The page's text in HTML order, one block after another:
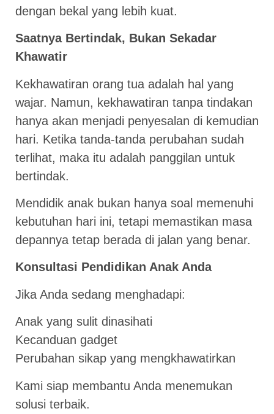
dengan bekal yang lebih kuat.
Saatnya Bertindak, Bukan Sekadar
Khawatir
Kekhawatiran orang tua adalah hal yang
wajar. Namun, kekhawatiran tanpa tindakan
hanya akan menjadi penyesalan di kemudian
hari. Ketika tanda-tanda perubahan sudah
terlihat, maka itu adalah panggilan untuk
bertindak.
Mendidik anak bukan hanya soal memenuhi
kebutuhan hari ini, tetapi memastikan masa
depannya tetap berada di jalan yang benar.
Konsultasi Pendidikan Anak Anda
Jika Anda sedang menghadapi:
Anak yang sulit dinasihati
Kecanduan gadget
Perubahan sikap yang mengkhawatirkan
Kami siap membantu Anda menemukan
solusi terbaik.